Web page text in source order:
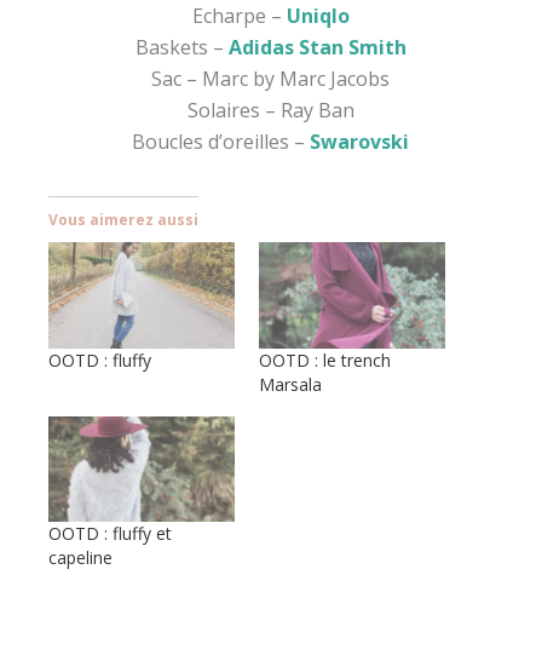
Echarpe – Uniqlo
Baskets – Adidas Stan Smith
Sac – Marc by Marc Jacobs
Solaires – Ray Ban
Boucles d’oreilles – Swarovski
Vous aimerez aussi
OOTD : fluffy
OOTD : le trench
Marsala
OOTD : fluffy et
capeline